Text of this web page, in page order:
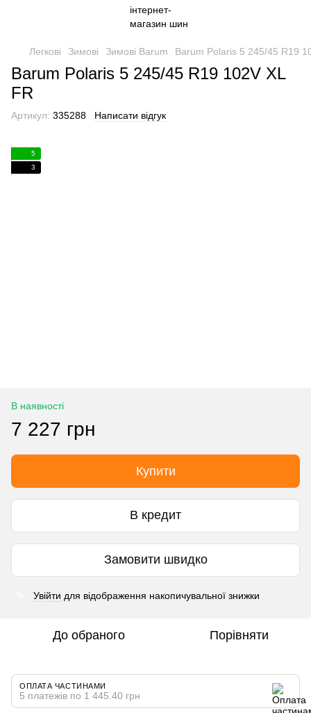
Легкові Зимові Зимові Barum Barum Polaris 5 245/45 R19
Barum Polaris 5 245/45 R19 102V XL
FR
Артикул: 335288 Написати відгук
5
3
В наявності
7 227 грн
Купити
В кредит
Замовити швидко
Увійти для відображення накопичувальної знижки
До обраного Порівняти
ОПЛАТА ЧАСТИНАМИ
5 платежів по 1 445.40 грн